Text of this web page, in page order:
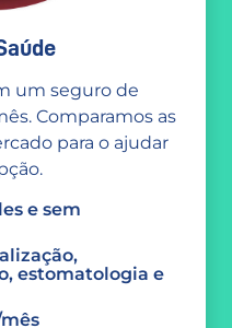
um seguro de
Comparamos as
para o ajudar
e sem
estomatologia e